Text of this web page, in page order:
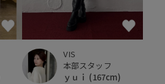
VIS
本部スタッフ
ｙｕｉ (167cm)